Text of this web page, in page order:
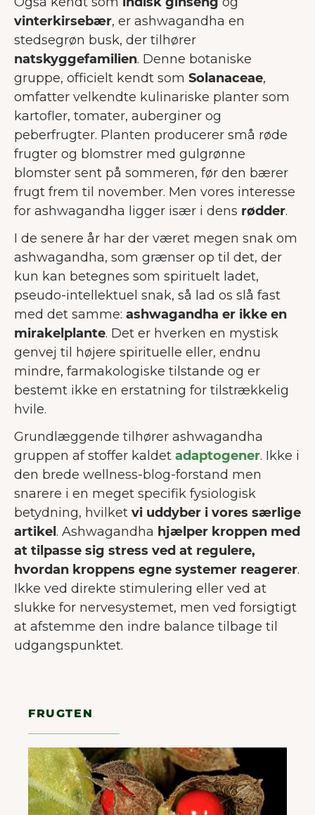
vinterkirsebær, er ashwagandha en
stedsegrøn busk, der tilhører
natskyggefamilien. Denne botaniske
gruppe, officielt kendt som Solanaceae,
omfatter velkendte kulinariske planter som
kartofler, tomater, auberginer og
peberfrugter. Planten producerer små røde
frugter og blomstrer med gulgrønne
blomster sent på sommeren, før den bærer
frugt frem til november. Men vores interesse
for ashwagandha ligger især i dens rødder.
I de senere år har der været megen snak om
ashwagandha, som grænser op til det, der
kun kan betegnes som spirituelt ladet,
pseudo-intellektuel snak, så lad os slå fast
med det samme: ashwagandha er ikke en
mirakelplante. Det er hverken en mystisk
genvej til højere spirituelle eller, endnu
mindre, farmakologiske tilstande og er
bestemt ikke en erstatning for tilstrækkelig
hvile.
Grundlæggende tilhører ashwagandha
gruppen af stoffer kaldet adaptogener. Ikke i
den brede wellness-blog-forstand men
snarere i en meget specifik fysiologisk
betydning, hvilket vi uddyber i vores særlige
artikel. Ashwagandha hjælper kroppen med
at tilpasse sig stress ved at regulere,
hvordan kroppens egne systemer reagerer.
Ikke ved direkte stimulering eller ved at
slukke for nervesystemet, men ved forsigtigt
at afstemme den indre balance tilbage til
udgangspunktet.
FRUGTEN